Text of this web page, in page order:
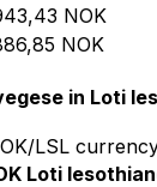
NOK
NOK
in Loti
LSL
Loti